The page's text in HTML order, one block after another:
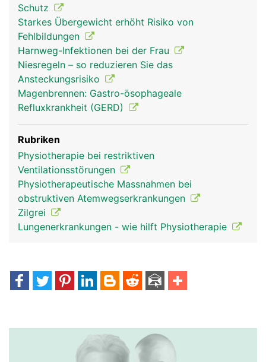
Schutz
Starkes Übergewicht erhöht Risiko von
Fehlbildungen
Harnweg-Infektionen bei der Frau
Niesregeln – so reduzieren Sie das
Ansteckungsrisiko
Magenbrennen: Gastro-ösophageale
Refluxkrankheit (GERD)
Rubriken
Physiotherapie bei restriktiven
Ventilationsstörungen
Physiotherapeutische Massnahmen bei
obstruktiven Atemwegserkrankungen
Zilgrei
Lungenerkrankungen - wie hilft Physiotherapie